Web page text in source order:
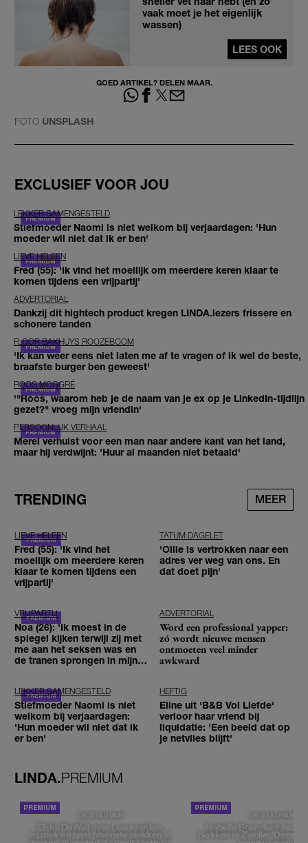
vaak moet je het eigenlijk
wassen)
LEES OOK
GOED ARTIKEL? DELEN MAAR.
FOTO UNSPLASH
EXCLUSIEF VOOR JOU
LEKKER SAMENGESTELD
Stiefmoeder Naomi is niet welkom bij verjaardagen: 'Hun
moeder wil niet dat ik er ben'
LIEVE HELEEN
Fred (55): 'Ik vind het moeilijk om meerdere keren klaar te
komen tijdens een vrijpartij'
ADVERTORIAL
Dankzij dit hightech product kregen LINDA.lezers frissere en
schonere tanden
FLOOR BAKHUYS ROOZEBOOM
'Ik kan weer eens niet laten me af te vragen of ik wel de beste,
braafste burger ben geweest'
ROOS MOGGRÉ
'"Roos, waarom heb je de naam van je ex op je LinkedIn-tijdlijn
gezet?" vroeg mijn vriendin'
PERSOONLIJK VERHAAL
Merel verhuist voor een man naar andere kant van het land,
maar hij verdwijnt: 'Huur al maanden niet betaald'
TRENDING MEER
LIEVE HELEEN
Fred (55): 'Ik vind het
moeilijk om meerdere keren
klaar te komen tijdens een
vrijpartij'
TATUM DAGELET
'Ollie is vertrokken naar een
adres ver weg van ons. En
dat doet pijn’
VRIJPARTIJ
Noa (26): 'Ik moest in de
spiegel kijken terwijl zij met
me aan het seksen was en
de tranen sprongen in mijn
ADVERTORIAL
Word een professional yapper:
zó wordt nieuwe mensen
ontmoeten veel minder
awkward
LEKKER SAMENGESTELD
Stiefmoeder Naomi is niet
welkom bij verjaardagen:
'Hun moeder wil niet dat ik
er ben'
HEFTIG
Eline uit 'B&B Vol Liefde'
verloor haar vriend bij
liquidatie: 'Een beeld dat op
je netvlies blijft'
LINDA.PREMIUM
DE STAD VAN
Elske DeWall over Leeuwarden,
muziek en haar favoriete plekken in
DE STAD VAN
Isabelle Boer deelt haar
plekken in Zwolle: 'Deze